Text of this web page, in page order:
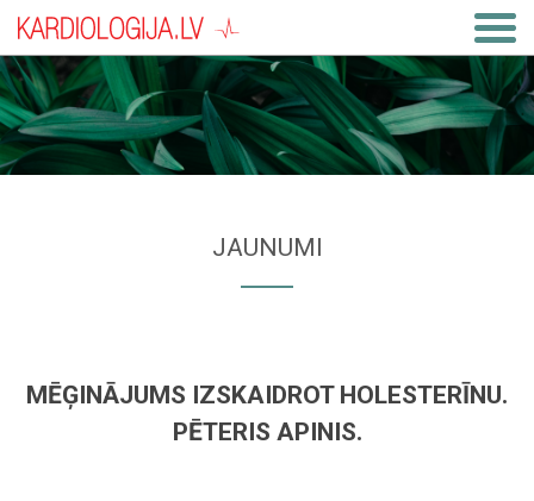
JAUNUMI
MĒĢINĀJUMS IZSKAIDROT HOLESTERĪNU.
PĒTERIS APINIS.